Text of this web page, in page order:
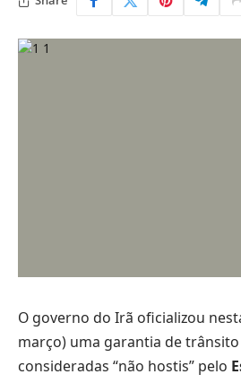
O governo do Irã oficializou
março) uma garantia de
consideradas “não hostis” pelo